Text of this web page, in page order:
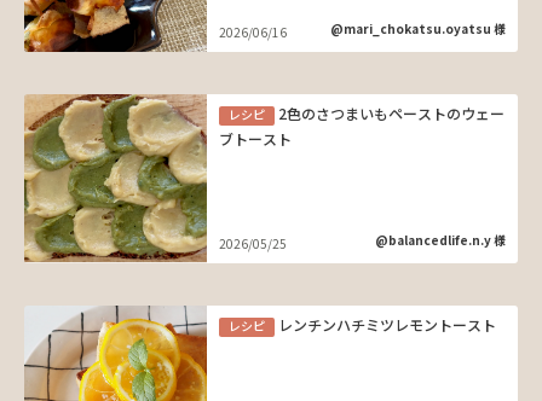
2026/06/16 @mari_chokatsu.oyatsu 様
レシピ
2色のさつまいもペーストのウェー
ブトースト
2026/05/25 @balancedlife.n.y 様
レシピ レンチンハチミツレモントースト